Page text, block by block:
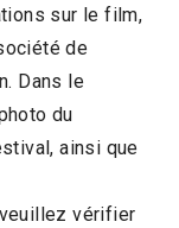
sur le film,
de
Dans le
du
ainsi que
vérifier